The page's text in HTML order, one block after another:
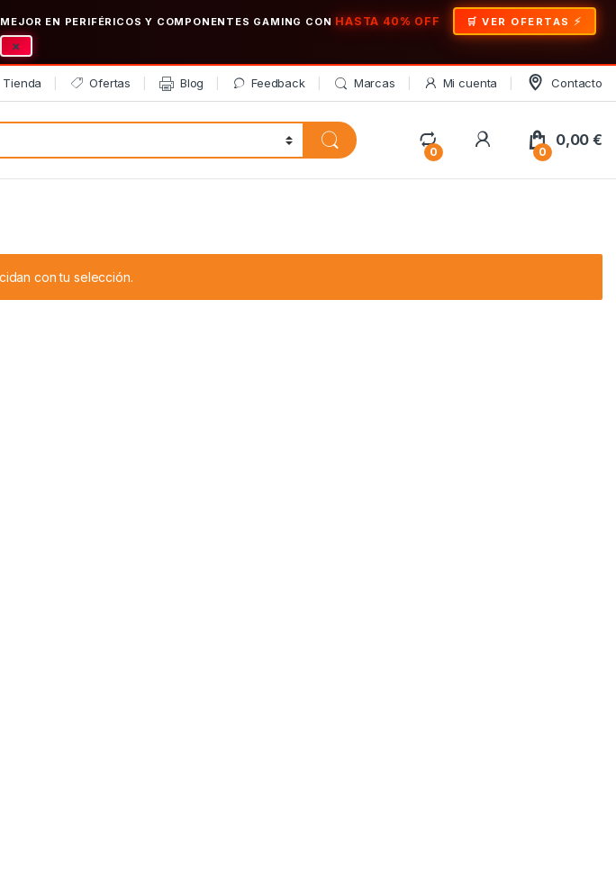
EN PERIFÉRICOS Y COMPONENTES GAMING CON HASTA 40% OFF 🛒 VER OFERTAS
×
Tienda Ofertas Blog Feedback Marcas Mi cuenta Contacto
0
My Account
0
0,00€
con tu selección.